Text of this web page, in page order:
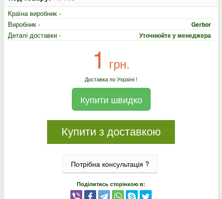
Країна виробник -
Виробник -
Gerbor
Деталі доставки - Уточнюйте у менеджера
1 грн.
Доставка по Україні !
Купити швидко
Купити з доставкою
Потрібна консультація ?
Поділитись сторінкою в: